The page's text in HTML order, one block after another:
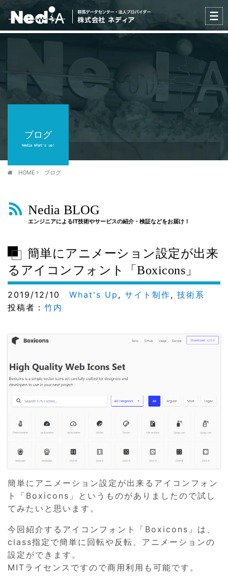
ブログ
Nedia What's up!
HOME ブログ
Nedia BLOG
エンジニアによるIT技術やサービスの紹介・検証などをお届け！
簡単にアニメーション設定が出来
るアイコンフォント「Boxicons」
2019/12/10 What's Up , サイト制作, 技術系
投稿者： 竹内
簡単にアニメーション設定が出来るアイコンフォン
ト「Boxicons」というものがありましたので試し
てみたいと思います。
今回紹介するアイコンフォント「Boxicons」は、
class指定で簡単に回転や反転、アニメーションの
設定ができます。
MITライセンスですので商用利用も可能です。